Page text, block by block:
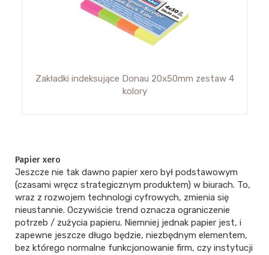
Zakładki indeksujące Donau 20x50mm zestaw 4
kolory
Papier xero
Jeszcze nie tak dawno papier xero był podstawowym
(czasami wręcz strategicznym produktem) w biurach. To,
wraz z rozwojem technologi cyfrowych, zmienia się
nieustannie. Oczywiście trend oznacza ograniczenie
potrzeb / zużycia papieru. Niemniej jednak papier jest, i
zapewne jeszcze długo będzie, niezbędnym elementem,
bez którego normalne funkcjonowanie firm, czy instytucji